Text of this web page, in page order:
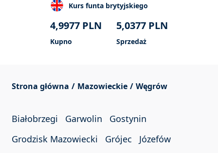
Kurs funta brytyjskiego
4,9977 PLN
Kupno
5,0377 PLN
Sprzedaż
Strona główna Mazowieckie Węgrów
Białobrzegi Garwolin
Gostynin
Grodzisk Mazowiecki
Grójec
Józefów